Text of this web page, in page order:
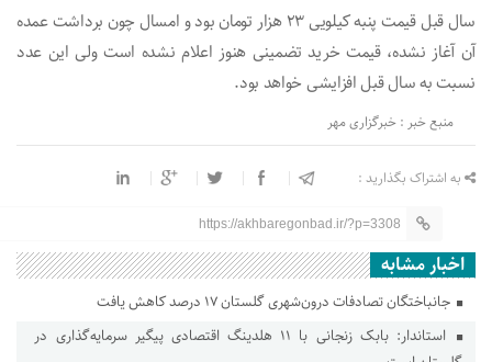
سال قبل قیمت پنبه کیلویی ۲۳ هزار تومان بود و امسال چون برداشت عمده
آن آغاز نشده، قیمت خرید تضمینی هنوز اعلام نشده است ولی این عدد
نسبت به سال قبل افزایشی خواهد بود.
منبع خبر : خبرگزاری مهر
به اشتراک بگذارید :
https://akhbaregonbad.ir/?p=3308
اخبار مشابه
جانباختگان تصادفات درون‌شهری گلستان ۱۷ درصد کاهش یافت
استاندار: بابک زنجانی با ۱۱ هلدینگ اقتصادی پیگیر سرمایه‌گذاری در